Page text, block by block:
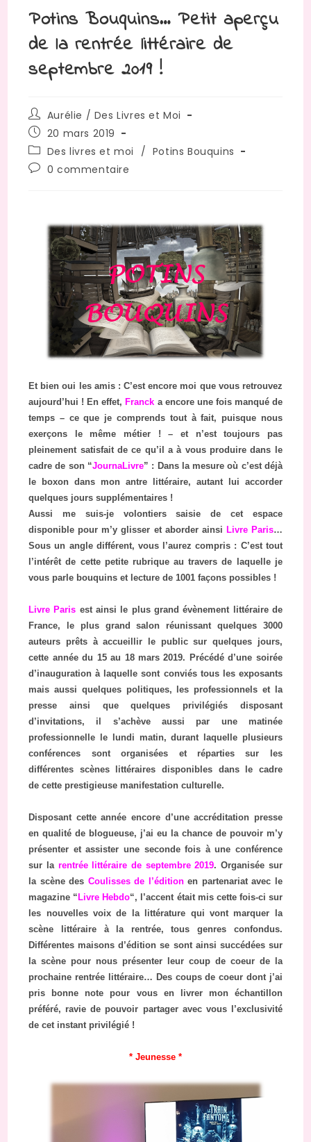
Potins Bouquins… Petit aperçu
de la rentrée littéraire de
septembre 2019 !
Auteur/autrice
de
la
publication :
Aurélie / Des Livres et Moi
Publication
publiée :
20 mars 2019
Post
category:
Des livres et moi / Potins Bouquins
Commentaires
0 commentaire
Et bien oui les amis : C’est encore moi que vous retrouvez
aujourd’hui ! En effet, Franck a encore une fois manqué de
temps – ce que je comprends tout à fait, puisque nous
exerçons le même métier ! – et n’est toujours pas
pleinement satisfait de ce qu’il a à vous produire dans le
cadre de son “JournaLivre” : Dans la mesure où c’est déjà
le boxon dans mon antre littéraire, autant lui accorder
quelques jours supplémentaires !
Aussi me suis-je volontiers saisie de cet espace
disponible pour m’y glisser et aborder ainsi Livre Paris…
Sous un angle différent, vous l’aurez compris : C’est tout
l’intérêt de cette petite rubrique au travers de laquelle je
vous parle bouquins et lecture de 1001 façons possibles !
Livre Paris est ainsi le plus grand évènement littéraire de
France, le plus grand salon réunissant quelques 3000
auteurs prêts à accueillir le public sur quelques jours,
cette année du 15 au 18 mars 2019. Précédé d’une soirée
d’inauguration à laquelle sont conviés tous les exposants
mais aussi quelques politiques, les professionnels et la
presse ainsi que quelques privilégiés disposant
d’invitations, il s’achève aussi par une matinée
professionnelle le lundi matin, durant laquelle plusieurs
conférences sont organisées et réparties sur les
différentes scènes littéraires disponibles dans le cadre
de cette prestigieuse manifestation culturelle.
Disposant cette année encore d’une accréditation presse
en qualité de blogueuse, j’ai eu la chance de pouvoir m’y
présenter et assister une seconde fois à une conférence
sur la rentrée littéraire de septembre 2019. Organisée sur
la scène des Coulisses de l’éditionen partenariat avec le
magazine “Livre Hebdo“, l’accent était mis cette fois-ci sur
les nouvelles voix de la littérature qui vont marquer la
scène littéraire à la rentrée, tous genres confondus.
Différentes maisons d’édition se sont ainsi succédées sur
la scène pour nous présenter leur coup de coeur de la
prochaine rentrée littéraire… Des coups de coeur dont j’ai
pris bonne note pour vous en livrer mon échantillon
préféré, ravie de pouvoir partager avec vous l’exclusivité
de cet instant privilégié !
* Jeunesse *